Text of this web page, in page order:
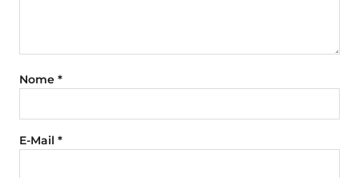
Nome *
E-Mail *